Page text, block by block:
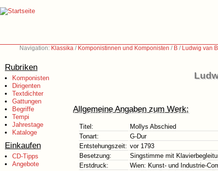
Navigation: Klassika / Komponistinnen und Komponisten / B / Ludwig van
Rubriken
Komponisten
Dirigenten
Textdichter
Gattungen
Begriffe
Tempi
Jahrestage
Kataloge
Einkaufen
CD-Tipps
Angebote
Allgemeine Angaben zum Werk:
Titel:
Mollys Abschied
Tonart:
G-Dur
Entstehungszeit: vor 1793
Besetzung:
Singstimme mit
Erstdruck:
Wien: Kunst- und Industrie-